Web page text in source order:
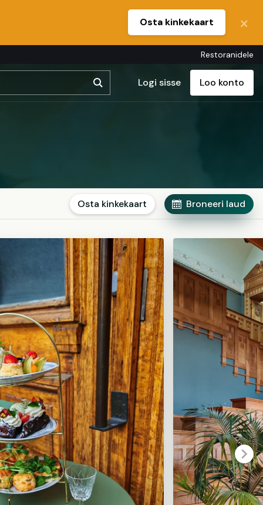
Osta kinkekaart
Restoranidele
Logi sisse Loo konto
Broneeri laud
Osta kinkekaart